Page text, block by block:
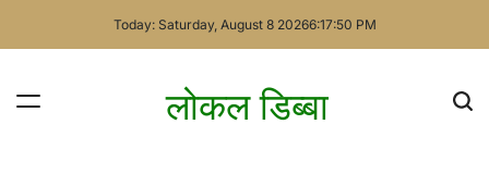
Today: Saturday, August 8 20266:17:50 PM
लोकल डिब्बा